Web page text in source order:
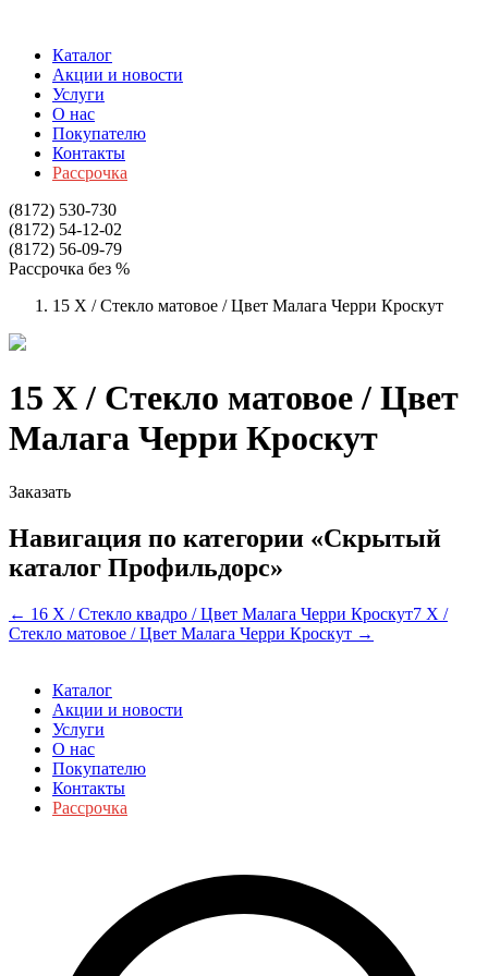
Каталог
Акции и новости
Услуги
О нас
Покупателю
Контакты
Рассрочка
(8172) 530-730
(8172) 54-12-02
(8172) 56-09-79
Рассрочка без %
15 Х / Стекло матовое / Цвет Малага Черри Кроскут
15 Х / Стекло матовое / Цвет
Малага Черри Кроскут
Заказать
Навигация по категории «Скрытый
каталог Профильдорс»
← 16 Х / Стекло квадро / Цвет Малага Черри Кроскут7 Х /
Стекло матовое / Цвет Малага Черри Кроскут →
Каталог
Акции и новости
Услуги
О нас
Покупателю
Контакты
Рассрочка